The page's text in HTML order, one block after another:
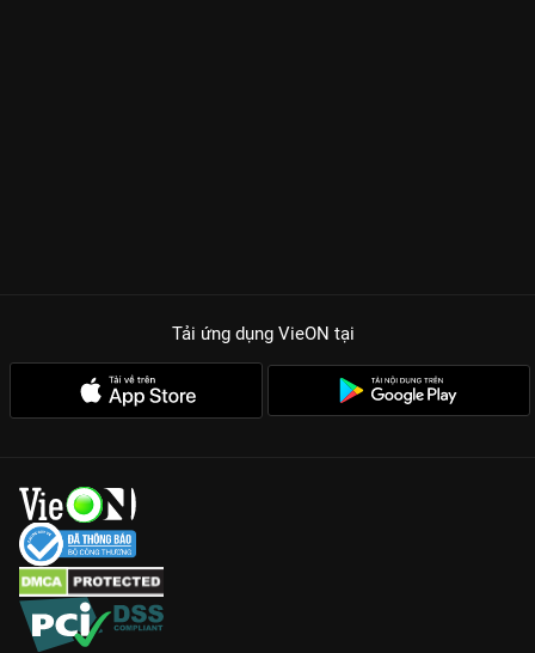
Tải ứng dụng VieON tại